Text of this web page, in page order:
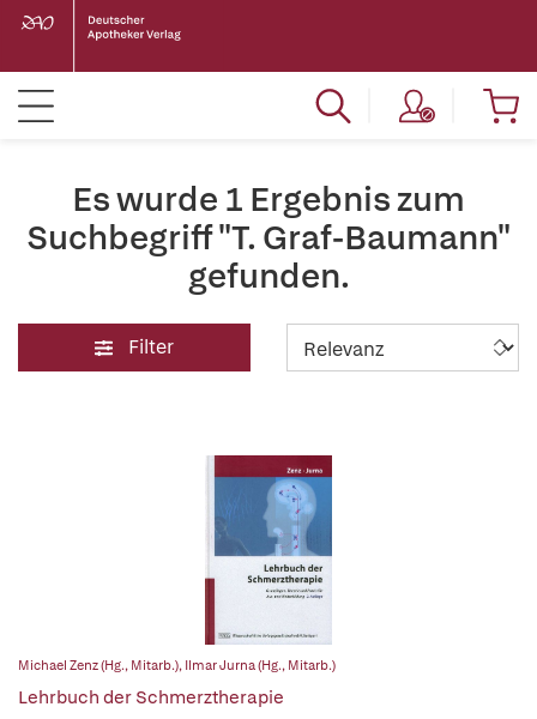
Es wurde 1 Ergebnis zum
Suchbegriff "T. Graf-Baumann"
gefunden.
Filter
Michael Zenz (Hg., Mitarb.), Ilmar Jurna (Hg., Mitarb.)
Lehrbuch der Schmerztherapie